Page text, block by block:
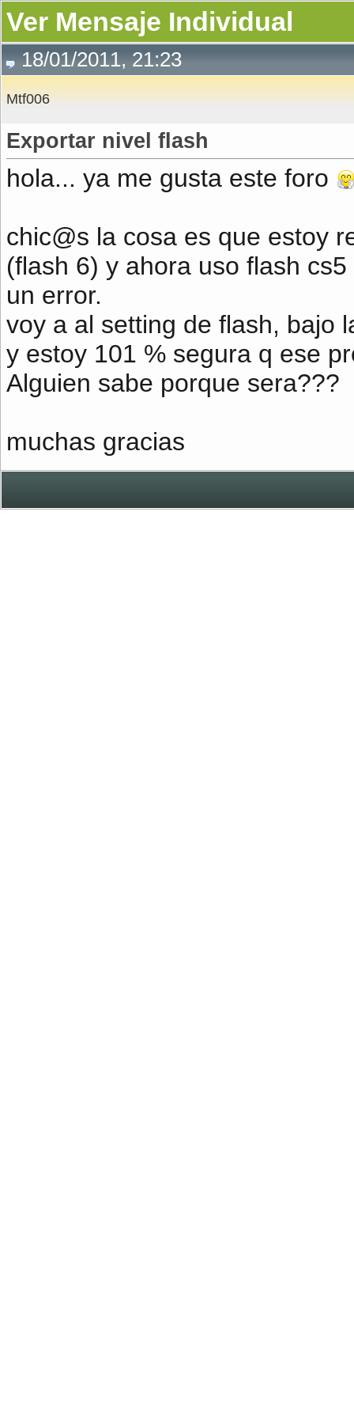
Ver Mensaje Individual
18/01/2011, 21:23
Mtf006
Exportar nivel flash
hola... ya me gusta este foro
chic@s la cosa es que estoy
(flash 6) y ahora uso flash
un error.
voy a al setting de flash, bajo
y estoy 101 % segura q ese
Alguien sabe porque sera???
muchas gracias